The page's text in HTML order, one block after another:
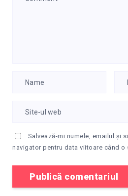
Salvează-mi numele, emailul și
navigator pentru data viitoare când o